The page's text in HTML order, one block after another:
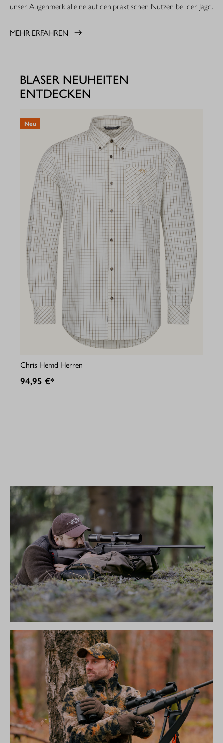
unser Augenmerk alleine auf den praktischen Nutzen bei der Jagd.
MEHR ERFAHREN
BLASER NEUHEITEN
ENTDECKEN
Neu
Chris Hemd Herren
94,95 €*
R8 ULTIMATE